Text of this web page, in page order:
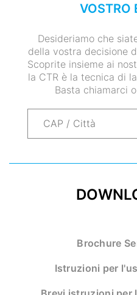
VOSTRO
Desideriamo che
della vostra decisione
Scoprite insieme ai
la CTR è la tecnica di
Basta chiamarci
Brochure
Istruzioni per